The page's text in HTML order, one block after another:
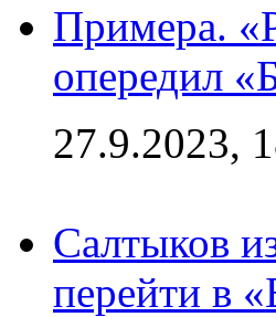
Примера.
опередил
27.9.2023,
Салтыков
перейти в